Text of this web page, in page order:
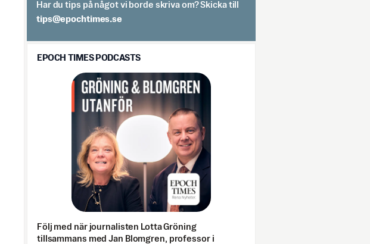
Har du tips på något vi borde skriva om? Skicka till
es.semithcope@spit
EPOCH TIMES PODCASTS
Följ med när journalisten Lotta Gröning
tillsammans med Jan Blomgren, professor i